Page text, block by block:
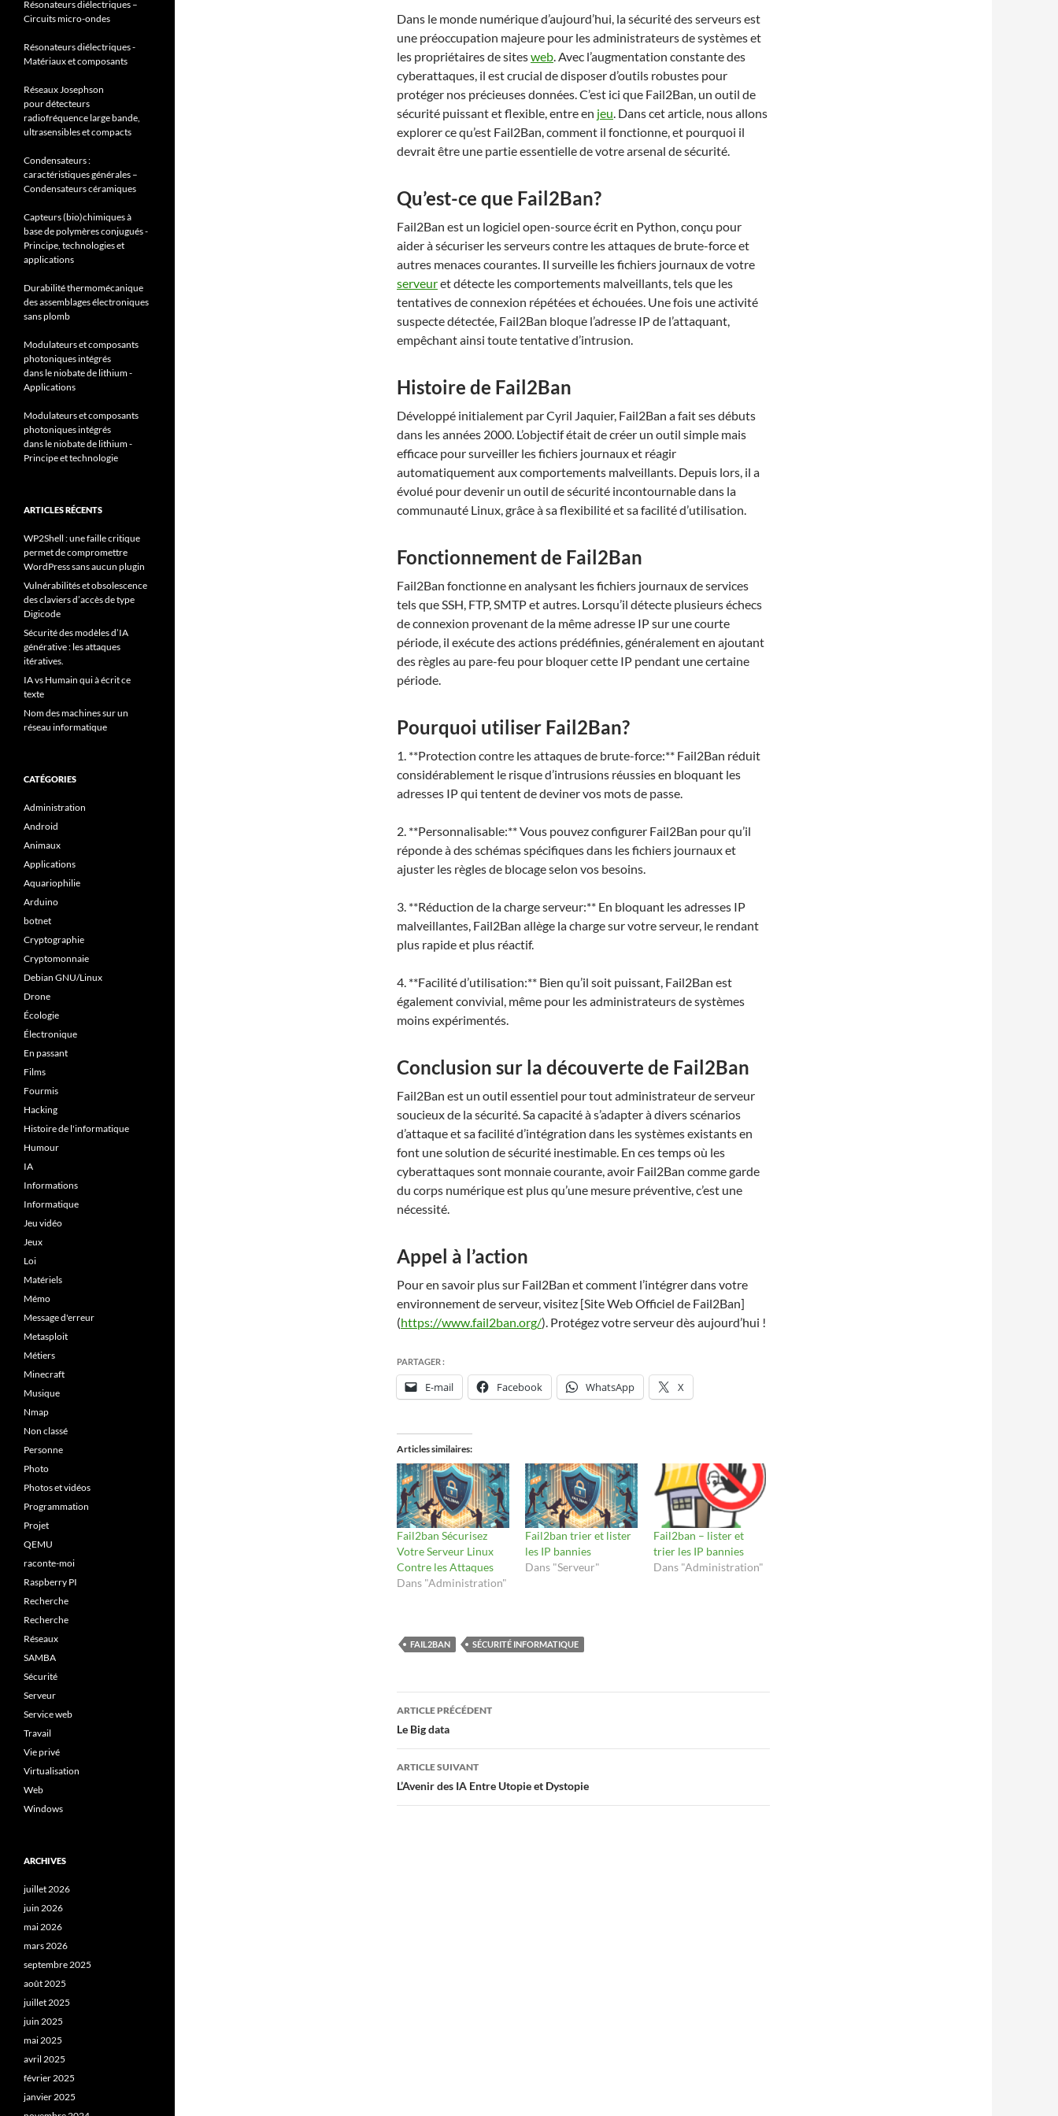
Dans le monde numérique d’aujourd’hui, la sécurité des serveurs est
une préoccupation majeure pour les administrateurs de systèmes et
les propriétaires de sitesweb. Avec l’augmentation constante des
cyberattaques, il est crucial de disposer d’outils robustes pour
protéger nos précieuses données. C’est ici que Fail2Ban, un outil de
sécurité puissant et flexible, entre en jeu. Dans cet article, nous allons
explorer ce qu’est Fail2Ban, comment il fonctionne, et pourquoi il
devrait être une partie essentielle de votre arsenal de sécurité.
Qu’est-ce que Fail2Ban?
Fail2Ban est un logiciel open-source écrit en Python, conçu pour
aider à sécuriser les serveurs contre les attaques de brute-force et
autres menaces courantes. Il surveille les fichiers journaux de votre
serveuret détecte les comportements malveillants, tels que les
tentatives de connexion répétées et échouées. Une fois une activité
suspecte détectée, Fail2Ban bloque l’adresse IP de l’attaquant,
empêchant ainsi toute tentative d’intrusion.
Histoire de Fail2Ban
Développé initialement par Cyril Jaquier, Fail2Ban a fait ses débuts
dans les années 2000. L’objectif était de créer un outil simple mais
efficace pour surveiller les fichiers journaux et réagir
automatiquement aux comportements malveillants. Depuis lors, il a
évolué pour devenir un outil de sécurité incontournable dans la
communauté Linux, grâce à sa flexibilité et sa facilité d’utilisation.
Fonctionnement de Fail2Ban
Fail2Ban fonctionne en analysant les fichiers journaux de services
tels que SSH, FTP, SMTP et autres. Lorsqu’il détecte plusieurs échecs
de connexion provenant de la même adresse IP sur une courte
période, il exécute des actions prédéfinies, généralement en ajoutant
des règles au pare-feu pour bloquer cette IP pendant une certaine
période.
Pourquoi utiliser Fail2Ban?
1. **Protection contre les attaques de brute-force:** Fail2Ban réduit
considérablement le risque d’intrusions réussies en bloquant les
adresses IP qui tentent de deviner vos mots de passe.
2. **Personnalisable:** Vous pouvez configurer Fail2Ban pour qu’il
réponde à des schémas spécifiques dans les fichiers journaux et
ajuster les règles de blocage selon vos besoins.
3. **Réduction de la charge serveur:** En bloquant les adresses IP
malveillantes, Fail2Ban allège la charge sur votre serveur, le rendant
plus rapide et plus réactif.
4. **Facilité d’utilisation:** Bien qu’il soit puissant, Fail2Ban est
également convivial, même pour les administrateurs de systèmes
moins expérimentés.
Conclusion sur la découverte de Fail2Ban
Fail2Ban est un outil essentiel pour tout administrateur de serveur
soucieux de la sécurité. Sa capacité à s’adapter à divers scénarios
d’attaque et sa facilité d’intégration dans les systèmes existants en
font une solution de sécurité inestimable. En ces temps où les
cyberattaques sont monnaie courante, avoir Fail2Ban comme garde
du corps numérique est plus qu’une mesure préventive, c’est une
nécessité.
Appel à l’action
Pour en savoir plus sur Fail2Ban et comment l’intégrer dans votre
environnement de serveur, visitez [Site Web Officiel de Fail2Ban]
(https://www.fail2ban.org/). Protégez votre serveur dès aujourd’hui !
PARTAGER :
E-mail Facebook WhatsApp X
Articles similaires
Fail2ban Sécurisez
Votre Serveur Linux
Contre les Attaques
Dans "Administration"
Fail2ban trier et lister
les IP bannies
Dans "Serveur"
Fail2ban – lister et
trier les IP bannies
Dans "Administration"
FAIL2BAN SÉCURITÉ INFORMATIQUE
Navigation
des
articles
ARTICLE PRÉCÉDENT
Le Big data
ARTICLE SUIVANT
L’Avenir des IA Entre Utopie et Dystopie
Résonateurs diélectriques –
Circuits micro-ondes
Résonateurs diélectriques -
Matériaux et composants
Réseaux Josephson
pour détecteurs
radiofréquence large bande,
ultrasensibles et compacts
Condensateurs :
caractéristiques générales –
Condensateurs céramiques
Capteurs (bio)chimiques à
base de polymères conjugués -
Principe, technologies et
applications
Durabilité thermomécanique
des assemblages électroniques
sans plomb
Modulateurs et composants
photoniques intégrés
dans le niobate de lithium -
Applications
Modulateurs et composants
photoniques intégrés
dans le niobate de lithium -
Principe et technologie
ARTICLES RÉCENTS
WP2Shell : une faille critique
permet de compromettre
WordPress sans aucun plugin
Vulnérabilités et obsolescence
des claviers d’accès de type
Digicode
Sécurité des modèles d’IA
générative : les attaques
itératives.
IA vs Humain qui à écrit ce
texte
Nom des machines sur un
réseau informatique
CATÉGORIES
Administration
Android
Animaux
Applications
Aquariophilie
Arduino
botnet
Cryptographie
Cryptomonnaie
Debian GNU/Linux
Drone
Écologie
Électronique
En passant
Films
Fourmis
Hacking
Histoire de l'informatique
Humour
IA
Informations
Informatique
Jeu vidéo
Jeux
Loi
Matériels
Mémo
Message d'erreur
Metasploit
Métiers
Minecraft
Musique
Nmap
Non classé
Personne
Photo
Photos et vidéos
Programmation
Projet
QEMU
raconte-moi
Raspberry PI
Recherche
Recherche
Réseaux
SAMBA
Sécurité
Serveur
Service web
Travail
Vie privé
Virtualisation
Web
Windows
ARCHIVES
juillet 2026
juin 2026
mai 2026
mars 2026
septembre 2025
août 2025
juillet 2025
juin 2025
mai 2025
avril 2025
février 2025
janvier 2025